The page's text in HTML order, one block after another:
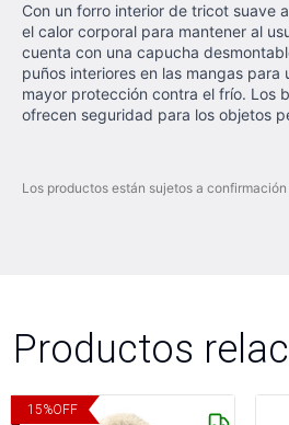
Con un forro interior de tricot suave
el calor corporal para mantener al
cuenta con una capucha
puños interiores en las mangas para
mayor protección contra el frío. Los
ofrecen seguridad para los objetos
Los productos están sujetos a
Productos
15%OFF